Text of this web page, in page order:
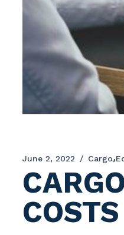
June 2, 2022 / Cargo,
COSTS